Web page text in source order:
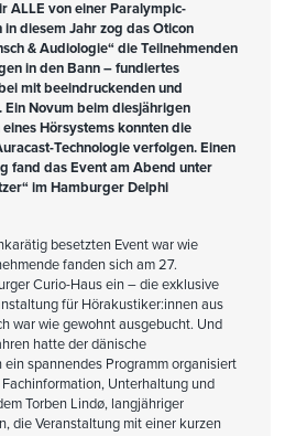
ALLE von einer Paralympic-
diesem Jahr zog das Oticon
& Audiologie“ die Teilnehmenden
in den Bann – fundiertes
mit beeindruckenden und
Novum beim diesjährigen
Hörsystems konnten die
Technologie verfolgen. Einen
fand das Event am Abend unter
im Hamburger Delphi
besetzten Event war wie
fanden sich am 27.
Curio-Haus ein – die exklusive
für Hörakustiker:innen aus
war wie gewohnt ausgebucht. Und
hatte der dänische
spannendes Programm organisiert
Unterhaltung und
Torben Lindø, langjähriger
die Veranstaltung mit einer kurzen